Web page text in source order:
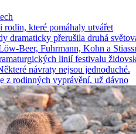
rodin, které pomáhaly utvářet
dramaticky přerušila druhá
Beer, Fuhrmann, Kohn a
linií festivalu
návraty nejsou jednoduché.
z rodinných vyprávění, už dávno